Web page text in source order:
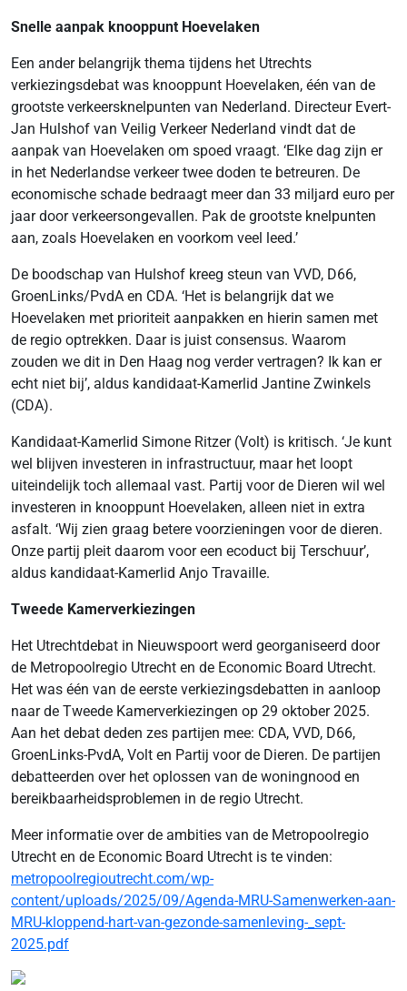
Snelle aanpak knooppunt Hoevelaken
Een ander belangrijk thema tijdens het Utrechts
verkiezingsdebat was knooppunt Hoevelaken, één van de
grootste verkeersknelpunten van Nederland. Directeur Evert-
Jan Hulshof van Veilig Verkeer Nederland vindt dat de
aanpak van Hoevelaken om spoed vraagt. ‘Elke dag zijn er
in het Nederlandse verkeer twee doden te betreuren. De
economische schade bedraagt meer dan 33 miljard euro per
jaar door verkeersongevallen. Pak de grootste knelpunten
aan, zoals Hoevelaken en voorkom veel leed.’
De boodschap van Hulshof kreeg steun van VVD, D66,
GroenLinks/PvdA en CDA. ‘Het is belangrijk dat we
Hoevelaken met prioriteit aanpakken en hierin samen met
de regio optrekken. Daar is juist consensus. Waarom
zouden we dit in Den Haag nog verder vertragen? Ik kan er
echt niet bij’, aldus kandidaat-Kamerlid Jantine Zwinkels
(CDA).
Kandidaat-Kamerlid Simone Ritzer (Volt) is kritisch. ‘Je kunt
wel blijven investeren in infrastructuur, maar het loopt
uiteindelijk toch allemaal vast. Partij voor de Dieren wil wel
investeren in knooppunt Hoevelaken, alleen niet in extra
asfalt. ‘Wij zien graag betere voorzieningen voor de dieren.
Onze partij pleit daarom voor een ecoduct bij Terschuur’,
aldus kandidaat-Kamerlid Anjo Travaille.
Tweede Kamerverkiezingen
Het Utrechtdebat in Nieuwspoort werd georganiseerd door
de Metropoolregio Utrecht en de Economic Board Utrecht.
Het was één van de eerste verkiezingsdebatten in aanloop
naar de Tweede Kamerverkiezingen op 29 oktober 2025.
Aan het debat deden zes partijen mee: CDA, VVD, D66,
GroenLinks-PvdA, Volt en Partij voor de Dieren. De partijen
debatteerden over het oplossen van de woningnood en
bereikbaarheidsproblemen in de regio Utrecht.
Meer informatie over de ambities van de Metropoolregio
Utrecht en de Economic Board Utrecht is te vinden:
metropoolregioutrecht.com/wp-
content/uploads/2025/09/Agenda-MRU-Samenwerken-aan-
MRU-kloppend-hart-van-gezonde-samenleving-_sept-
2025.pdf